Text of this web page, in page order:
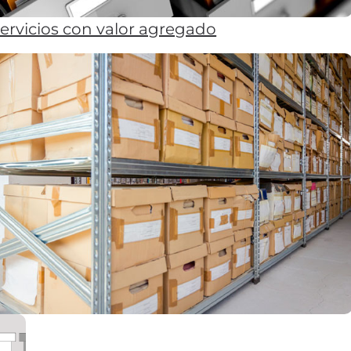
con valor agregado